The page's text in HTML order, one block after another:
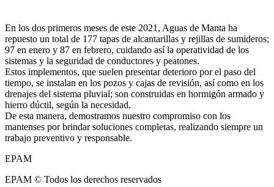
En los dos primeros meses de este 2021, Aguas de Manta ha
repuesto un total de 177 tapas de alcantarillas y rejillas de sumideros;
97 en enero y 87 en febrero, cuidando así la operatividad de los
sistemas y la seguridad de conductores y peatones.
Estos implementos, que suelen presentar deterioro por el paso del
tiempo, se instalan en los pozos y cajas de revisión, así como en los
drenajes del sistema pluvial; son construidas en hormigón armado y
hierro dúctil, según la necesidad.
De esta manera, demostramos nuestro compromiso con los
mantenses por brindar soluciones completas, realizando siempre un
trabajo preventivo y responsable.
EPAM
EPAM © Todos los derechos reservados